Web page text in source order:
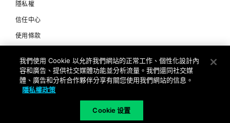
隱私權
信任中心
使用條款
Copyright © 2026 Palo Alto Networks. All Rights Reserved
我們使用 Cookie 以允許我們網站的正常工作、個性化設計內
容和廣告、提供社交媒體功能並分析流量。我們還同社交媒
體、廣告和分析合作夥伴分享有關您使用我們網站的信息。
隱私權政策
Cookie 设置